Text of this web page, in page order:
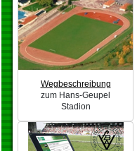
Wegbeschreibung
zum Hans-Geupel
Stadion